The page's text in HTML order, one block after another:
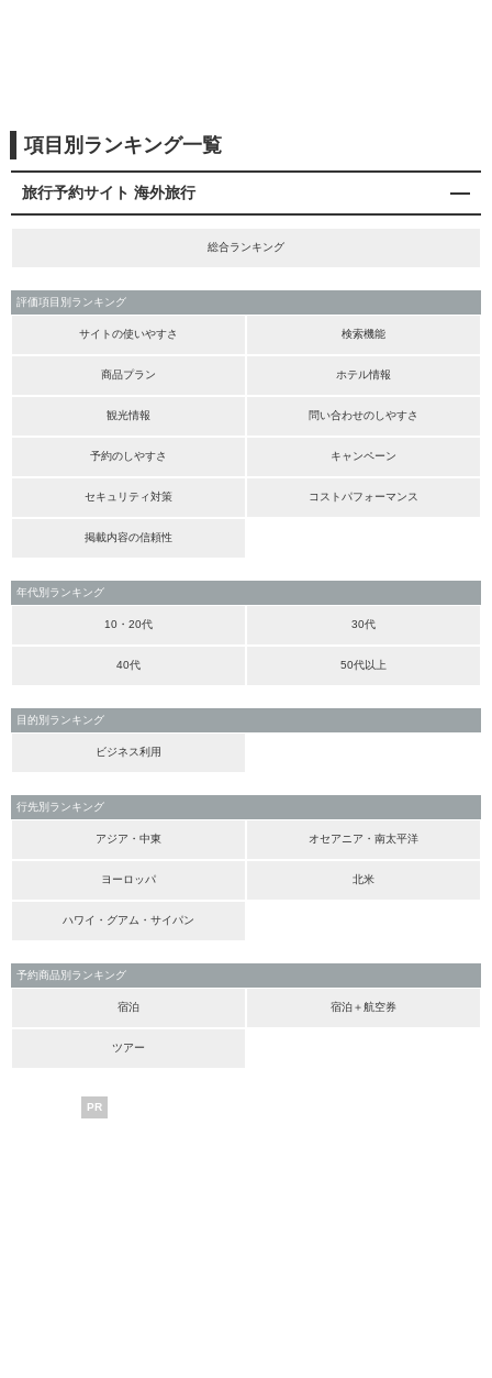
項目別ランキング一覧
旅行予約サイト 海外旅行
総合ランキング
評価項目別ランキング
サイトの使いやすさ 検索機能
商品プラン ホテル情報
観光情報 問い合わせのしやすさ
予約のしやすさ キャンペーン
セキュリティ対策 コストパフォーマンス
掲載内容の信頼性
年代別ランキング
10・20代 30代
40代 50代以上
目的別ランキング
ビジネス利用
行先別ランキング
アジア・中東 オセアニア・南太平洋
ヨーロッパ 北米
ハワイ・グアム・サイパン
予約商品別ランキング
宿泊 宿泊＋航空券
ツアー
PR